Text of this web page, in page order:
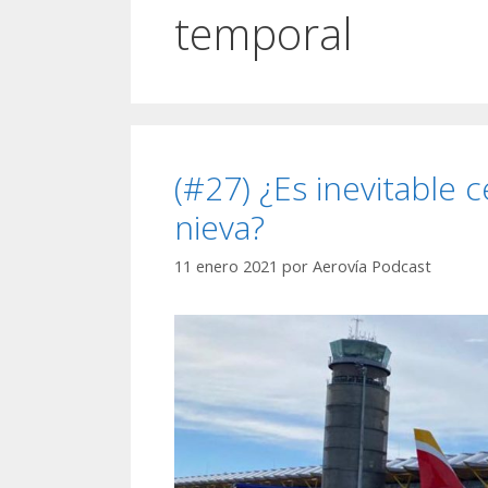
temporal
(#27) ¿Es inevitable
nieva?
11 enero 2021 por Aerovía Podcast